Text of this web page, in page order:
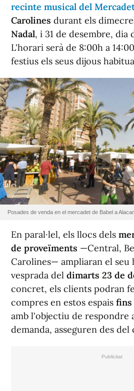
recinte musical del
Carolines durant els
Nadal, i 31 de desembre, dia
L'horari serà de 8:00h a
festius els seus dijous
Posades de venda en el mercadet de Babel a
En paral·lel, els llocs dels
de proveïments —Central,
Carolines— ampliaran el
vesprada del dimarts 23 de
concret, els clients podran
compres en estos espais fins
amb l'objectiu de respondre
demanda, asseguren des